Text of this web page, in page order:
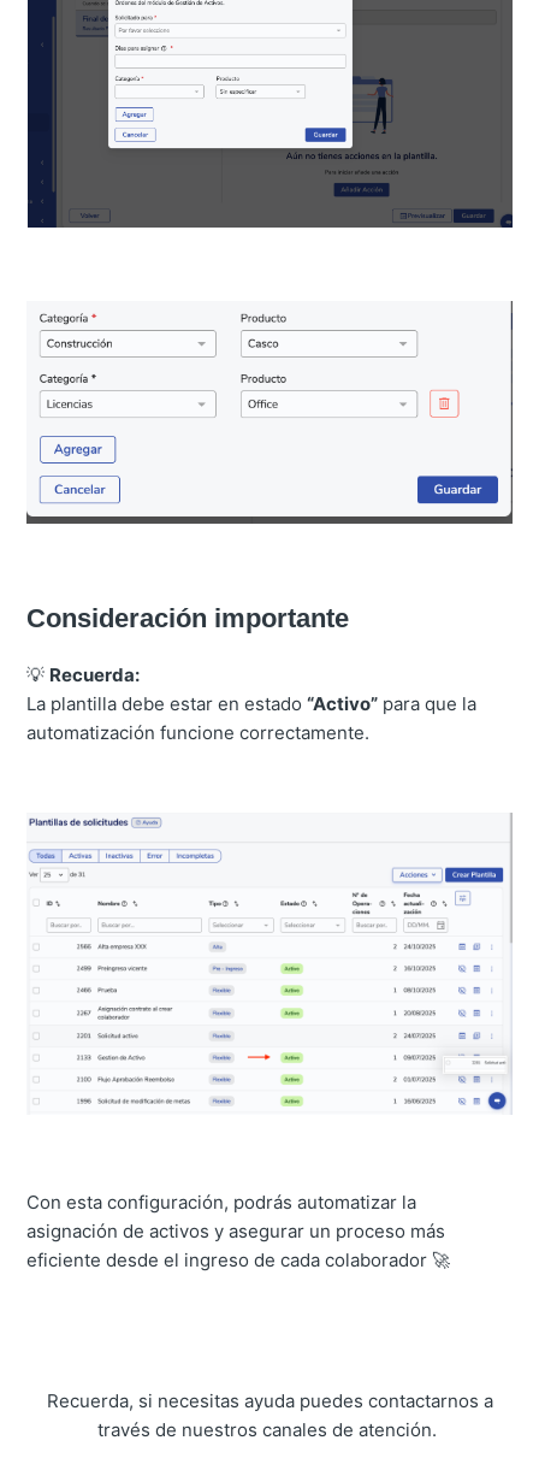
Consideración importante
💡 Recuerda:
La plantilla debe estar en estado“Activo” para que la
automatización funcione correctamente.
Con esta configuración, podrás automatizar la
asignación de activos y asegurar un proceso más
eficiente desde el ingreso de cada colaborador 🚀
Recuerda, si necesitas ayuda puedes contactarnos a
través de nuestros canales de atención.